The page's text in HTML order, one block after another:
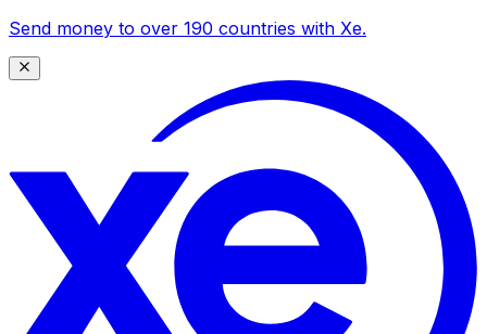
Send money to over 190 countries with Xe.